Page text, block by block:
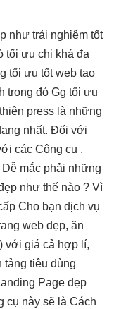
như trải nghiệm tốt
tối ưu chi khá đa
tối ưu tốtweb tạo
trong đó Gg tối ưu
press là những
nhất. Đối với
các Công cụ ,
mắc phải những
như thế nào ? Vì
Cho bạn dịch vụ
web đẹp, ăn
với giá cả hợp lí,
tảng tiêu dùng
Page đẹp
cụ này sẽ là Cách